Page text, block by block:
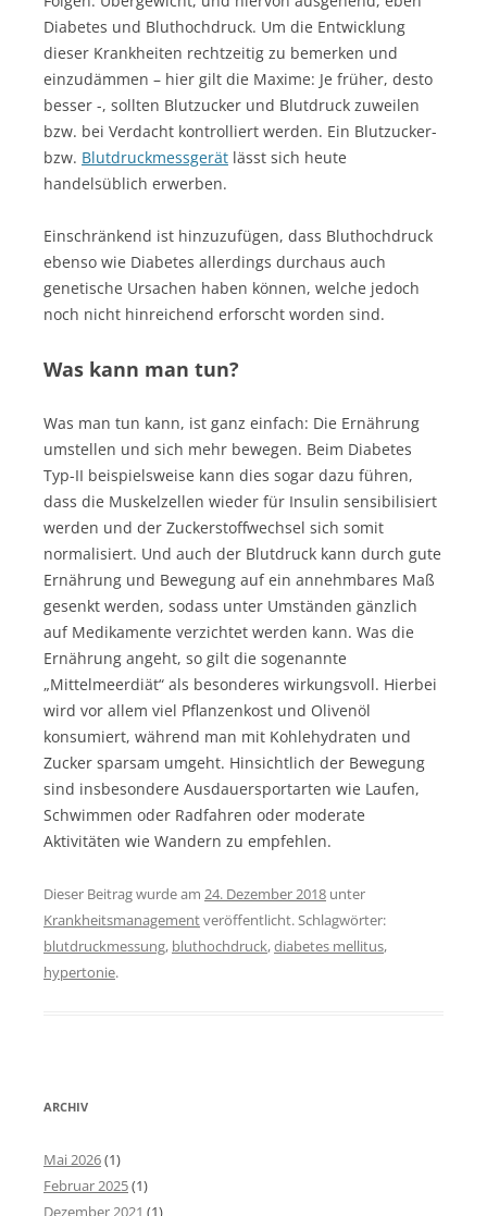
Diabetes und Bluthochdruck. Um die Entwicklung
dieser Krankheiten rechtzeitig zu bemerken und
einzudämmen – hier gilt die Maxime: Je früher, desto
besser -, sollten Blutzucker und Blutdruck zuweilen
bzw. bei Verdacht kontrolliert werden. Ein Blutzucker-
bzw. Blutdruckmessgerät lässt sich heute
handelsüblich erwerben.
Einschränkend ist hinzuzufügen, dass Bluthochdruck
ebenso wie Diabetes allerdings durchaus auch
genetische Ursachen haben können, welche jedoch
noch nicht hinreichend erforscht worden sind.
Was kann man tun?
Was man tun kann, ist ganz einfach: Die Ernährung
umstellen und sich mehr bewegen. Beim Diabetes
Typ-II beispielsweise kann dies sogar dazu führen,
dass die Muskelzellen wieder für Insulin sensibilisiert
werden und der Zuckerstoffwechsel sich somit
normalisiert. Und auch der Blutdruck kann durch gute
Ernährung und Bewegung auf ein annehmbares Maß
gesenkt werden, sodass unter Umständen gänzlich
auf Medikamente verzichtet werden kann. Was die
Ernährung angeht, so gilt die sogenannte
„Mittelmeerdiät“ als besonderes wirkungsvoll. Hierbei
wird vor allem viel Pflanzenkost und Olivenöl
konsumiert, während man mit Kohlehydraten und
Zucker sparsam umgeht. Hinsichtlich der Bewegung
sind insbesondere Ausdauersportarten wie Laufen,
Schwimmen oder Radfahren oder moderate
Aktivitäten wie Wandern zu empfehlen.
Dieser Beitrag wurde am 24. Dezember 2018 unter
Krankheitsmanagementveröffentlicht. Schlagwörter:
blutdruckmessung, bluthochdruck,diabetes mellitus,
hypertonie.
ARCHIV
Mai 2026(1)
Februar 2025(1)
Dezember 2021 (1)